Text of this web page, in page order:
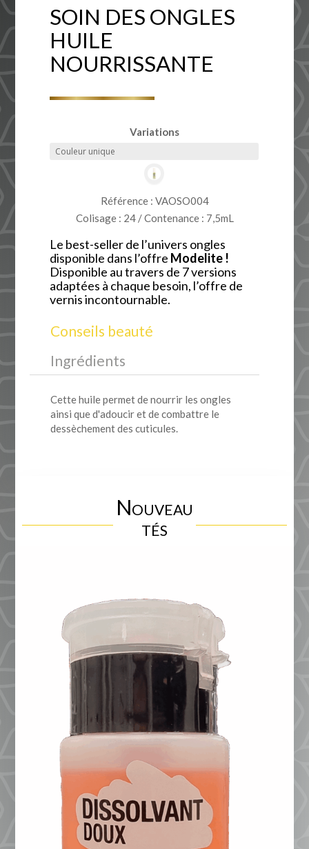
SOIN DES ONGLES
HUILE
NOURRISSANTE
Variations
Référence : VAOSO004
Colisage : 24 / Contenance : 7,5mL
Le best-seller de l’univers ongles
disponible dans l’offre Modelite !
Disponible au travers de 7 versions
adaptées à chaque besoin, l’offre de
vernis incontournable.
Conseils beauté
Ingrédients
Cette huile permet de nourrir les ongles
ainsi que d'adoucir et de combattre le
dessèchement des cuticules.
Nouveau
tés